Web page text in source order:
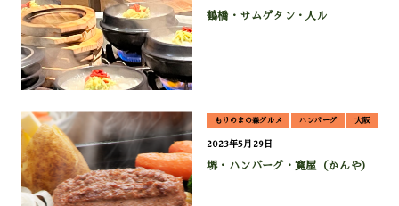
鶴橋・サムゲタン・人ル
もりのまの森グルメ ハンバーグ 大阪
2023年5月29日
堺・ハンバーグ・寛屋（かんや）